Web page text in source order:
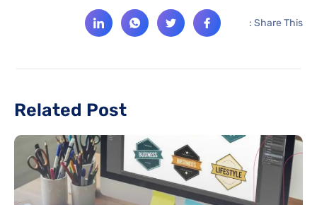
Share This :
Related Post